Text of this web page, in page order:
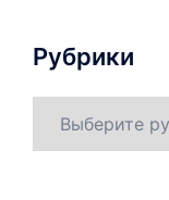
Рубрики